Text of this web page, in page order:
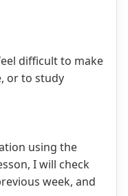
difficult to make
or to study
using the
I will check
week, and